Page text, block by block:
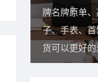
牌名牌原单
子、手表、
货可以更好